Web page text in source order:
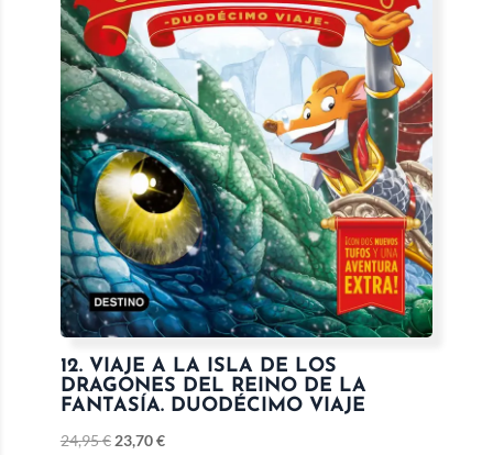
12. VIAJE A LA ISLA DE LOS
DRAGONES DEL REINO DE LA
FANTASÍA. DUODÉCIMO VIAJE
24,95€ 23,70€